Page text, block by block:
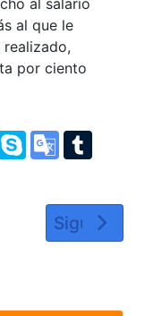
al salario
al que le
por ciento
LinkedInSkypeGoogle
119: Pago
Artículo
Siguiente